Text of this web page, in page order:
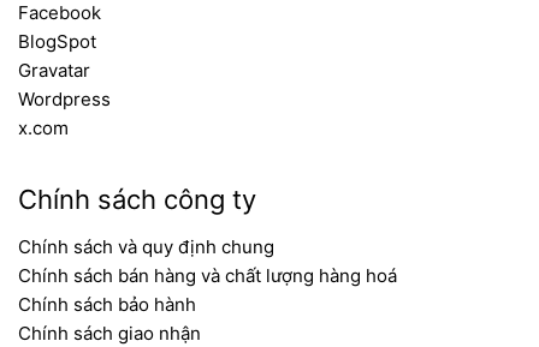
Facebook
BlogSpot
Gravatar
Wordpress
x.com
Chính sách công ty
Chính sách và quy định chung
Chính sách bán hàng và chất lượng hàng hoá
Chính sách bảo hành
Chính sách giao nhận